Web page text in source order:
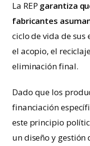
La REP garantiza
fabricantes
ciclo de vida de sus
el acopio, el
eliminación final.
Dado que los
financiación
este principio
un diseño y gestión